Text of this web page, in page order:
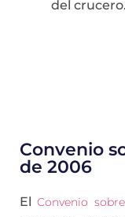
del crucero.
Convenio
de 2006
El Convenio